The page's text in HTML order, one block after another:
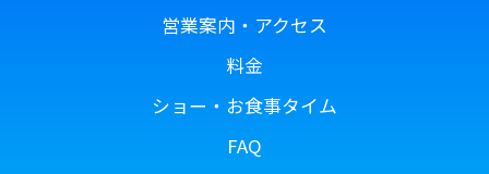
営業案内・アクセス
料金
ショー・お食事タイム
FAQ